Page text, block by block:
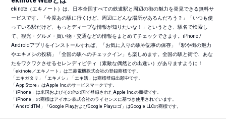
ekinote（エキノート）は、日本全国すべての鉄道駅と周辺の街の魅力を発見できる無料サ
ービスです。「今度あの駅に行くけど、周辺にどんな場所があるんだろう？」「いつも使
っている駅だけど、もっとディープな情報が知りたいな！」というとき、駅名で検索し
て、観光・グルメ・買い物・交通などの情報をまとめてチェックできます。iPhone /
Androidアプリをインストールすれば、「お気に入りの駅や記事の保存」「駅や街の魅力
やエキメシの投稿」「全国の駅へのチェックイン」も楽しめます。全国の駅と街で、あな
たをワクワクさせるセレンディピティ（素敵な偶然との出逢い）がありますように！
「ekinote／エキノート」は三菱電機株式会社の登録商標です。
「エキガタリ」「エキメシ」「エキ活」は商標登録出願中です。
「App Store」はApple Inc.のサービスマークです。
「iPhone」は米国およびその他の国で登録されたApple Inc.の商標です。
「iPhone」の商標はアイホン株式会社のライセンスに基づき使用されています。
「AndroidTM 」「Google PlayおよびGoogle Playロゴ」はGoogle LLCの商標です。